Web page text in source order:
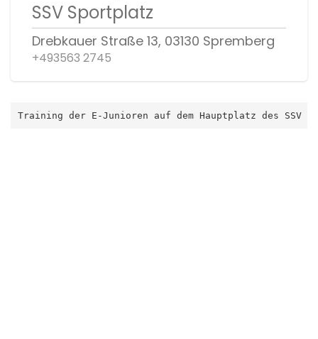
SSV Sportplatz
Drebkauer Straße 13, 03130 Spremberg
+493563 2745
Training der E-Junioren auf dem Hauptplatz des SSV